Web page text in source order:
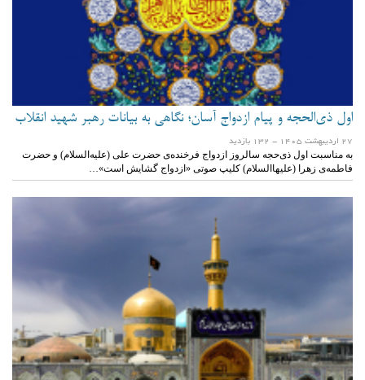
اول ذی‌الحجه و پیام ازدواج آسان؛ نگاهی به بیانات رهبر شهید انقلاب
27 ارديبهشت 1405 - 132 بازدید
به مناسبت اول ذی‌حجه سالروز ازدواج فرخنده‌ی حضرت علی (علیه‌السلام) و حضرت
فاطمه‌ی زهرا (علیهاالسلام) کلیپ صوتی «ازدواج گشایش است»…